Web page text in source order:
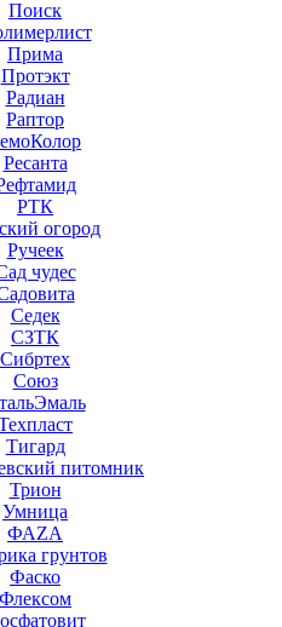
Поиск
Прима
Протэкт
Радиан
Раптор
Ресанта
РТК
огород
Ручеек
чудес
Седек
СЗТК
Сибртех
Союз
Тигард
питомник
Трион
Умница
ФАZА
грунтов
Фаско
Флексом